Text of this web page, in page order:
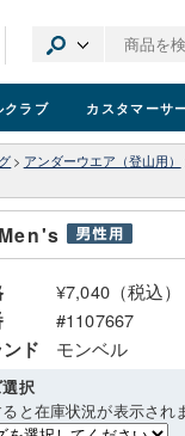
クラブ カスタマーサ
> アンダーウエア（登山用）
¥7,040（税込）
#1107667
ド モンベル
択
と在庫状況が表示され